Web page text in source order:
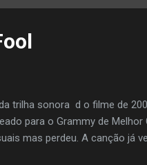
trilha sonora d o filme de
para o Grammy de Melhor
mas perdeu. A canção já